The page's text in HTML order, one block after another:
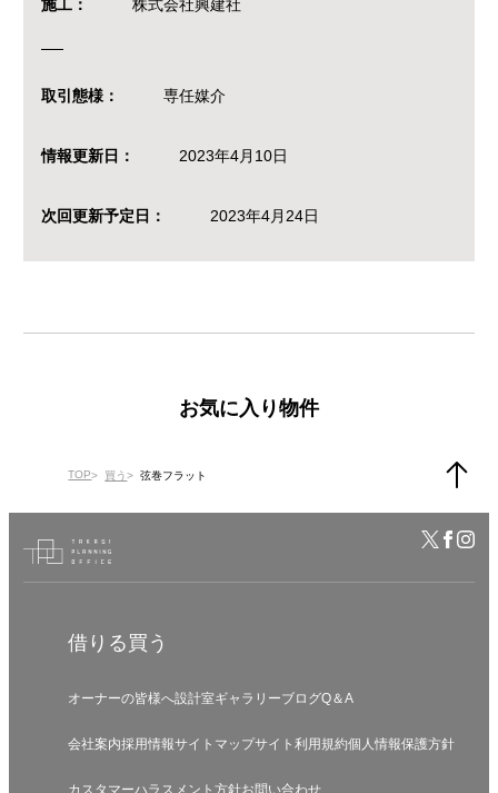
施工： 株式会社興建社
取引態様： 専任媒介
情報更新日： 2023年4月10日
次回更新予定日： 2023年4月24日
お気に入り物件
TOP 買う 弦巻フラット
借りる 買う
オーナーの皆様へ設計室ギャラリーブログQ＆A
会社案内採用情報サイトマップサイト利用規約個人情報保護方針